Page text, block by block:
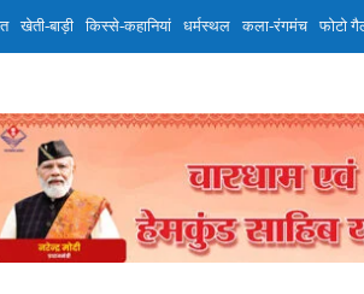
खेती-बाड़ी किस्से-कहानियां धर्मस्थल कला-रंगमंच फोटो